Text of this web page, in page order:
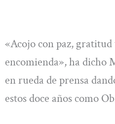
«Acojo con paz,
encomienda», ha dicho
en rueda de prensa
estos doce años como